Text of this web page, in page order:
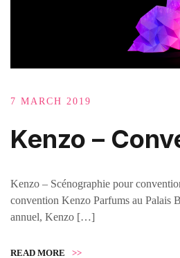
7 MARCH 2019
Kenzo –
Kenzo – Scénographie pour
convention Kenzo Parfums au Palais
annuel, Kenzo […]
READ MORE >>